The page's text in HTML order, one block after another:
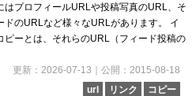
はプロフィールURLや投稿写真のURL、そ
ドのURLなど様々なURLがあります。 イ
ピーとは、それらのURL（フィード投稿の
更新：2026-07-13｜公開：2015-08-18
url
リンク コピー